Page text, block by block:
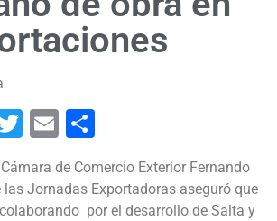
Twitter
Email
de Comercio Exterior Fernando
las Jornadas Exportadoras aseguró que
por el desarrollo de Salta y